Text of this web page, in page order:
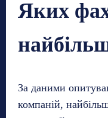
Яких
За даними
компаній,